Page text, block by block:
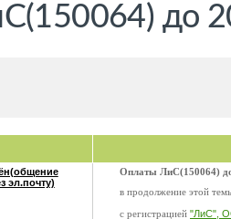
до
эл.почту)
Оплаты ЛиС(150064)
в продолжение этой
с регистрацией "ЛиС",